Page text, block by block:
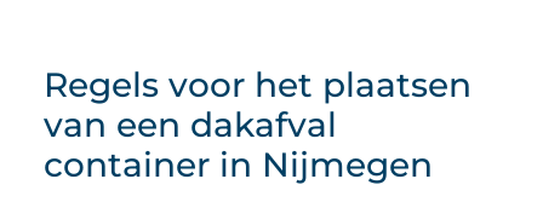
Regels voor het plaatsen
van een dakafval
container in Nijmegen